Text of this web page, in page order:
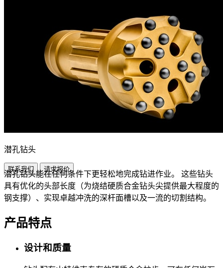
潜孔钻头
联系我们 请求报价
潜孔钻头能在任何条件下更轻松地完成钻进作业。 这些钻头
具有优化的头部长度（为烧结硬质合金钻头尖提供最大程度的
钢支撑）、实现卓越冲洗的深杆面槽以及一流的切割结构。
产品特点
设计和质量